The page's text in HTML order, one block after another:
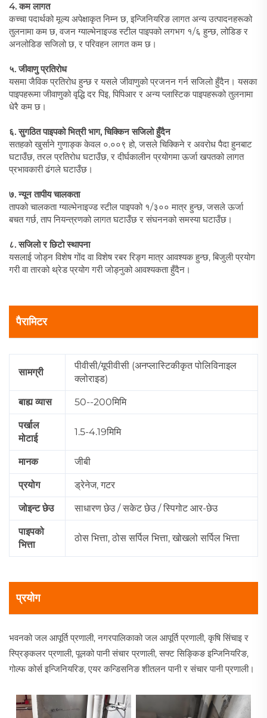
4. कम लागत
कच्चा पदार्थको मूल्य अपेक्षाकृत निम्न छ, इन्जिनियरिङ लागत अन्य उत्पादनहरूको
तुलनामा कम छ, वजन ग्याल्भेनाइज्ड स्टील पाइपको लगभग १/६ हुन्छ, लोडिङ र
अनलोडिङ सजिलो छ, र परिवहन लागत कम छ।
५. जीवाणु प्रतिरोध
यसमा जैविक प्रतिरोध हुन्छ र यसले जीवाणुको प्रजनन गर्न सजिलो हुँदैन। यसका
पाइपहरूमा जीवाणुको वृद्धि दर पिइ, पिपिआर र अन्य प्लास्टिक पाइपहरूको तुलनामा
धेरै कम छ।
६. सुगठित पाइपको भित्री भाग, चिक्किन सजिलो हुँदैन
सतहको खुर्साने गुणाङ्क केवल ०.००९ हो, जसले चिक्किने र अवरोध पैदा हुनबाट
घटाउँछ, तरल प्रतिरोध घटाउँछ, र दीर्घकालीन प्रयोगमा ऊर्जा खपतको लागत
प्रभावकारी ढंगले घटाउँछ।
७. न्यून तापीय चालकता
तापको चालकता ग्याल्भेनाइज्ड स्टील पाइपको १/३०० मात्र हुन्छ, जसले ऊर्जा
बचत गर्छ, ताप नियन्त्रणको लागत घटाउँछ र संघननको समस्या घटाउँछ।
८. सजिलो र छिटो स्थापना
यसलाई जोड्न विशेष गोंद वा विशेष रबर रिङ्ग मात्र आवश्यक हुन्छ, बिजुली प्रयोग
गरी वा तारको थ्रेड प्रयोग गरी जोड्नुको आवश्यकता हुँदैन।
पैरामिटर
सामग्री
पीवीसी/यूपीवीसी (अनप्लास्टिकीकृत पोलिविनाइल
क्लोराइड)
बाह्य व्यास 50--200मिमि
पर्खाल
मोटाई
1.5-4.19मिमि
मानक जीबी
प्रयोग ड्रेनेज, गटर
जोइन्ट छेउ साधारण छेउ / सकेट छेउ / स्पिगोट आर-छेउ
पाइपको
भित्ता
ठोस भित्ता, ठोस सर्पिल भित्ता, खोखलो सर्पिल भित्ता
प्रयोग
भवनको जल आपूर्ति प्रणाली, नगरपालिकाको जल आपूर्ति प्रणाली, कृषि सिंचाइ र
स्प्रिङ्कलर प्रणाली, पूलको पानी संचार प्रणाली, सफ्ट सिङ्किङ इन्जिनियरिङ,
गोल्फ कोर्स इन्जिनियरिङ, एयर कन्डिसनिङ शीतलन पानी र संचार पानी प्रणाली।